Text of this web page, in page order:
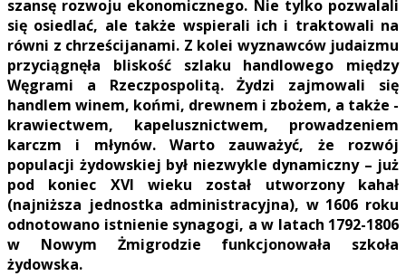
szansę rozwoju ekonomicznego. Nie tylko pozwalali
się osiedlać, ale także wspierali ich i traktowali na
równi z chrześcijanami. Z kolei wyznawców judaizmu
przyciągnęła bliskość szlaku handlowego między
Węgrami a Rzeczpospolitą. Żydzi zajmowali się
handlem winem, końmi, drewnem i zbożem, a także -
krawiectwem, kapelusznictwem, prowadzeniem
karczm i młynów. Warto zauważyć, że rozwój
populacji żydowskiej był niezwykle dynamiczny – już
pod koniec XVI wieku został utworzony kahał
(najniższa jednostka administracyjna), w 1606 roku
odnotowano istnienie synagogi, a w latach 1792-1806
w Nowym Żmigrodzie funkcjonowała szkoła
żydowska.